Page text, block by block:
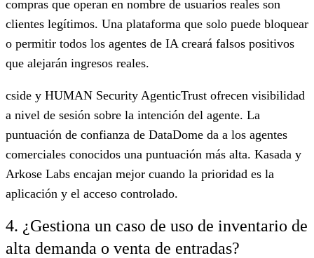
compras que operan en nombre de usuarios reales son
clientes legítimos. Una plataforma que solo puede bloquear
o permitir todos los agentes de IA creará falsos positivos
que alejarán ingresos reales.
cside y HUMAN Security AgenticTrust ofrecen visibilidad
a nivel de sesión sobre la intención del agente. La
puntuación de confianza de DataDome da a los agentes
comerciales conocidos una puntuación más alta. Kasada y
Arkose Labs encajan mejor cuando la prioridad es la
aplicación y el acceso controlado.
4. ¿Gestiona un caso de uso de inventario de
alta demanda o venta de entradas?